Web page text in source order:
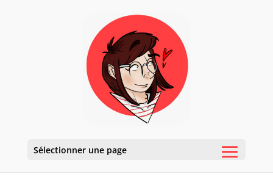
Sélectionner une page